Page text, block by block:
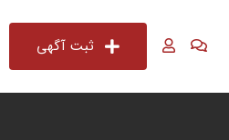
ثبت آگهی